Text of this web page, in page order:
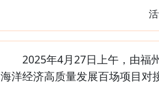
2025年4月27日上午，由福州
海洋经济高质量发展百场项目对